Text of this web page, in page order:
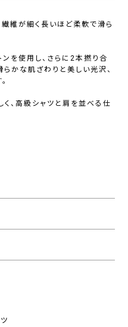
維が細く長いほど柔軟で滑ら
を使用し、さらに2本撚り合
かな肌ざわりと美しい光沢、
、高級シャツと肩を並べる仕